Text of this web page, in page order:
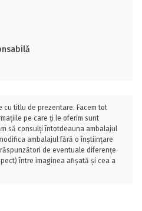
cu titlu de prezentare. Facem tot
pe care ți le oferim sunt
să consulți întotdeauna ambalajul
ambalajul fără o înștiințare
de eventuale diferențe
între imaginea afișată și cea a